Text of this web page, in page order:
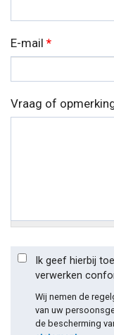
E-mail *
Vraag of
Ik geef hierbij
verwerken
Wij nemen de
van uw
de bescherming